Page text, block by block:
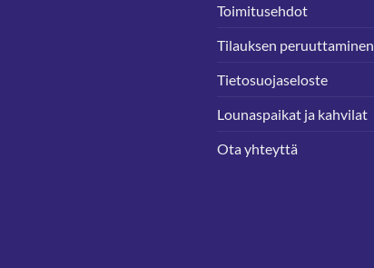
Toimitusehdot
Tilauksen peruuttaminen
Tietosuojaseloste
Lounaspaikat ja kahvilat
Ota yhteyttä